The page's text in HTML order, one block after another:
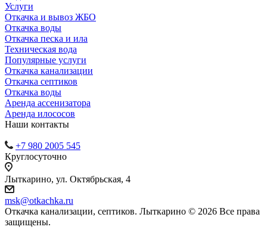
Услуги
Откачка и вывоз ЖБО
Откачка воды
Откачка песка и ила
Техническая вода
Популярные услуги
Откачка канализации
Откачка септиков
Откачка воды
Аренда ассенизатора
Аренда илососов
Наши контакты
+7 980 2005 545
Круглосуточно
Лыткарино, ул. Октябрьская, 4
msk@otkachka.ru
Откачка канализации, септиков. Лыткарино © 2026 Все права
защищены.